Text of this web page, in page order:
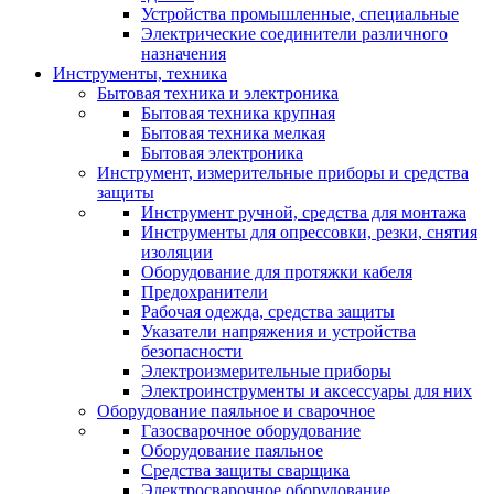
Устройства промышленные, специальные
Электрические соединители различного
назначения
Инструменты, техника
Бытовая техника и электроника
Бытовая техника крупная
Бытовая техника мелкая
Бытовая электроника
Инструмент, измерительные приборы и средства
защиты
Инструмент ручной, средства для монтажа
Инструменты для опрессовки, резки, снятия
изоляции
Оборудование для протяжки кабеля
Предохранители
Рабочая одежда, средства защиты
Указатели напряжения и устройства
безопасности
Электроизмерительные приборы
Электроинструменты и аксессуары для них
Оборудование паяльное и сварочное
Газосварочное оборудование
Оборудование паяльное
Средства защиты сварщика
Электросварочное оборудование